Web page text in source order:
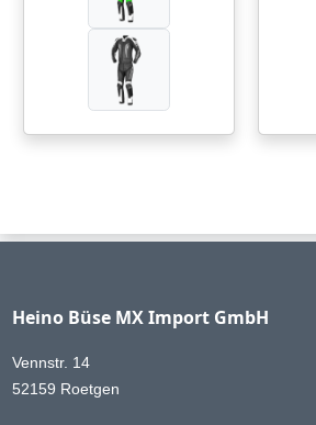
Heino Büse MX Import GmbH
Vennstr. 14
52159 Roetgen